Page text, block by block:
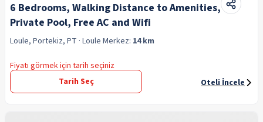
6 Bedrooms, Walking Distance to Amenities,
Private Pool, Free AC and Wifi
Loule, Portekiz, PT · Loule Merkez: 14 km
Fiyatı görmek için tarih seçiniz
Tarih Seç
Oteli İncele